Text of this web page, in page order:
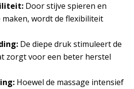
Door stijve spieren en
wordt de flexibiliteit
De diepe druk stimuleert de
zorgt voor een beter herstel
Hoewel de massage intensief